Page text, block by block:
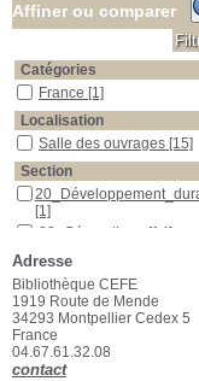
Affiner ou comparer
Catégories
FranceFrance [1]
Localisation
Salle des ouvrages
Salle des ouvrages [15]
Section
[1]
22_Géomatique
22_Géomatique [14]
Adresse
Bibliothèque CEFE
1919 Route de Mende
34293 Montpellier Cedex 5
France
04.67.61.32.08
contact